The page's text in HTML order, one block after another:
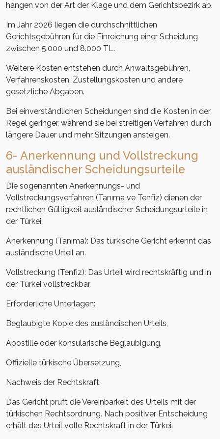
hängen von der Art der Klage und dem Gerichtsbezirk ab.
Im Jahr 2026 liegen die durchschnittlichen
Gerichtsgebühren für die Einreichung einer Scheidung
zwischen 5.000 und 8.000 TL.
Weitere Kosten entstehen durch Anwaltsgebühren,
Verfahrenskosten, Zustellungskosten und andere
gesetzliche Abgaben.
Bei einverständlichen Scheidungen sind die Kosten in der
Regel geringer, während sie bei streitigen Verfahren durch
längere Dauer und mehr Sitzungen ansteigen.
6- Anerkennung und Vollstreckung
ausländischer Scheidungsurteile
Die sogenannten Anerkennungs- und
Vollstreckungsverfahren (Tanıma ve Tenfiz) dienen der
rechtlichen Gültigkeit ausländischer Scheidungsurteile in
der Türkei.
Anerkennung (Tanıma): Das türkische Gericht erkennt das
ausländische Urteil an.
Vollstreckung (Tenfiz): Das Urteil wird rechtskräftig und in
der Türkei vollstreckbar.
Erforderliche Unterlagen:
Beglaubigte Kopie des ausländischen Urteils,
Apostille oder konsularische Beglaubigung,
Offizielle türkische Übersetzung,
Nachweis der Rechtskraft.
Das Gericht prüft die Vereinbarkeit des Urteils mit der
türkischen Rechtsordnung. Nach positiver Entscheidung
erhält das Urteil volle Rechtskraft in der Türkei.